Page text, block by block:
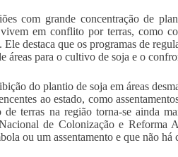
com grande concentração de
em conflito por terras, como
destaca que os programas de
áreas para o cultivo de soja e o
do plantio de soja em áreas
ao estado, como
terras na região torna-se ainda
de Colonização e Reforma
ou um assentamento e que não há